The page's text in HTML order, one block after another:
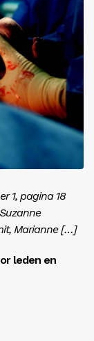
1, pagina 18
Marianne […]
leden en